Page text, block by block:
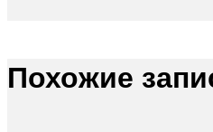
Похожие